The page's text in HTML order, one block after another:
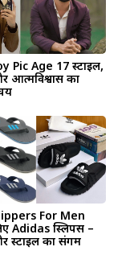
Pic Age 17 स्टाइल,
आत्मविश्वास का
For Men
Adidas स्लिपर्स –
स्टाइल का संगम